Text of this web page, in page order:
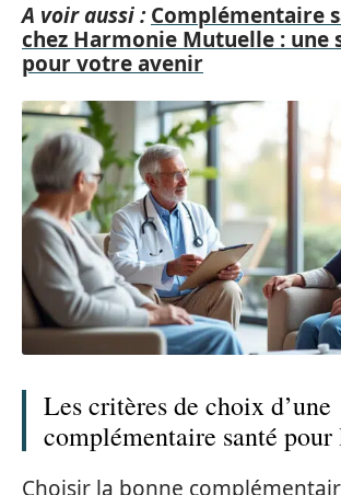
A voir aussi : Complémentaire
chez Harmonie Mutuelle : une
pour votre avenir
Les critères de choix d’une
complémentaire santé pour
Choisir la bonne